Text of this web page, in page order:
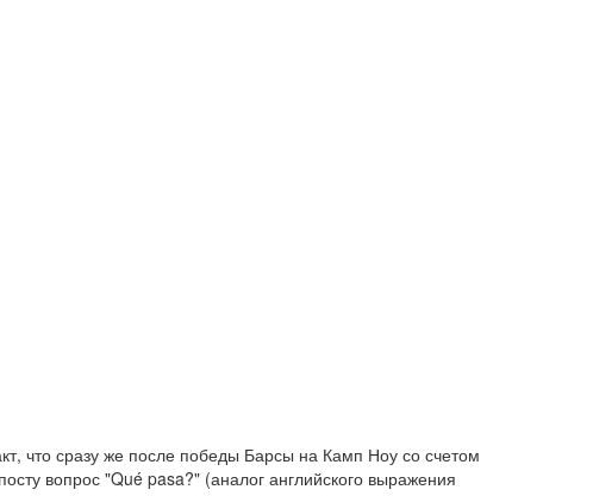
что сразу же после победы Барсы на Камп Ноу со счетом
вопрос "Qué pasa?" (аналог английского выражения